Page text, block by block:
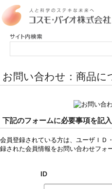
お問い合わせ：商品に
下記のフォームに必要事項を記
会員登録されている方は、ユーザＩＤ
録された会員情報をお問い合わせフォ
ID